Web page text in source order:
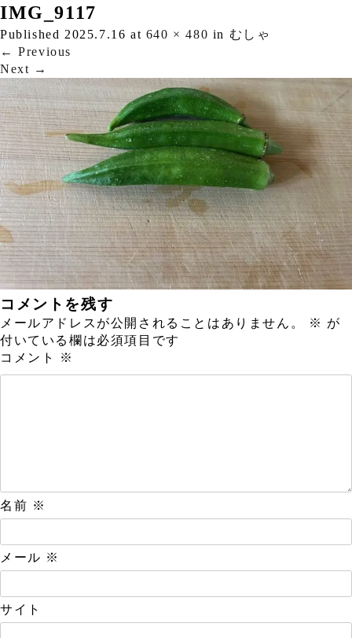
IMG_9117
Published 2025.7.16 at 640 × 480 in むしゃ
← Previous
Next →
コメントを残す
メールアドレスが公開されることはありません。 ※ が
付いている欄は必須項目です
コメント
※
名前 ※
メール ※
サイト